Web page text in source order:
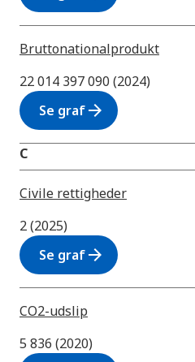
Bruttonationalprodukt
22 014 397 090 (2024)
Se grafarrow_forward
C
Civile rettigheder
2 (2025)
Se grafarrow_forward
CO2-udslip
5 836 (2020)